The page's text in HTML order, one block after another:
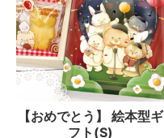
【おめでとう】 絵本型ギ
フト(S)